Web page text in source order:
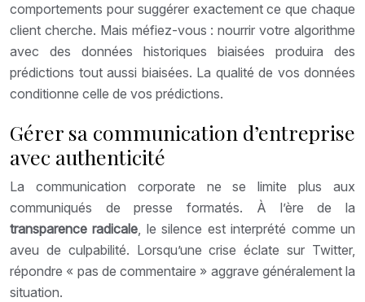
comportements pour suggérer exactement ce que chaque
client cherche. Mais méfiez-vous : nourrir votre algorithme
avec des données historiques biaisées produira des
prédictions tout aussi biaisées. La qualité de vos données
conditionne celle de vos prédictions.
Gérer sa communication d’entreprise
avec authenticité
La communication corporate ne se limite plus aux
communiqués de presse formatés. À l’ère de la
transparence radicale, le silence est interprété comme un
aveu de culpabilité. Lorsqu’une crise éclate sur Twitter,
répondre « pas de commentaire » aggrave généralement la
situation.